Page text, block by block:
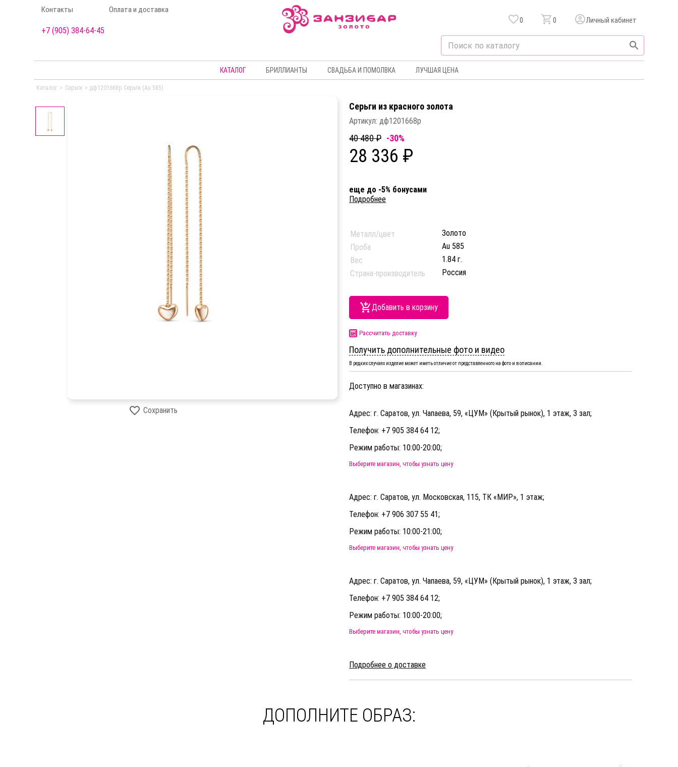
Контакты Оплата и доставка
+7 (905) 384-64-45
0 0 Личный кабинет
КАТАЛОГ БРИЛЛИАНТЫ СВАДЬБА И ПОМОЛВКА ЛУЧШАЯ ЦЕНА
Каталог > Серьги > дф1201668р Серьги (Au 585)
Сохранить
Серьги из красного золота
Артикул: дф1201668р
40 480 ₽ -30%
28 336 ₽
еще до -5% бонусами
Подробнее
Металл/цвет
Золото
Проба
Au 585
Вес
1.84 г.
Страна-производитель
Россия
Добавить в корзину
Рассчитать доставку
Получить дополнительные фото и видео
В редких случаях изделие может иметь отличие от представленного на фото и в описании.
Доступно в магазинах:
Адрес: г. Саратов, ул. Чапаева, 59, «ЦУМ» (Крытый рынок), 1 этаж, 3 зал;
Телефон: +7 905 384 64 12;
Режим работы: 10:00-20:00;
Выберите магазин, чтобы узнать цену
Адрес: г. Саратов, ул. Московская, 115, ТК «МИР», 1 этаж;
Телефон: +7 906 307 55 41;
Режим работы: 10:00-21:00;
Выберите магазин, чтобы узнать цену
Адрес: г. Саратов, ул. Чапаева, 59, «ЦУМ» (Крытый рынок), 1 этаж, 3 зал;
Телефон: +7 905 384 64 12;
Режим работы: 10:00-20:00;
Выберите магазин, чтобы узнать цену
Подробнее о доставке
ДОПОЛНИТЕ ОБРАЗ: